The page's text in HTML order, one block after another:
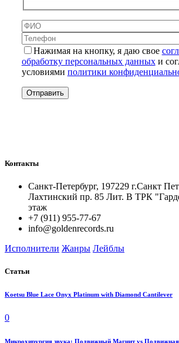
Нажимая на кнопку, я даю свое
обработку персональных данныхи
условиями политики
Контакты
Санкт-Петербург, 197229 г.Санкт
Лахтинский пр. 85 Лит. B ТРК
этаж
+7 (911) 955-77-67
info@goldenrecords.ru
Исполнители Жанры Лейблы
Статьи
Koetsu Blue Lace Onyx Platinum with Diamond Cantilever
0
Микрохирургия звука: Подвижный Магнит vs